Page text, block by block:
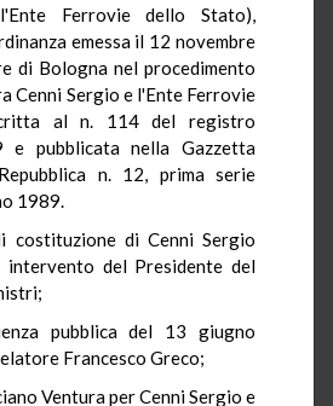
Ferrovie dello Stato),
emessa il 12 novembre
di Bologna nel procedimento
Cenni Sergio e l'Ente Ferrovie
al n. 114 del registro
e pubblicata nella Gazzetta
n. 12, prima serie
1989.
costituzione di Cenni Sergio
del Presidente del
pubblica del 13 giugno
Francesco Greco;
Ventura per Cenni Sergio e